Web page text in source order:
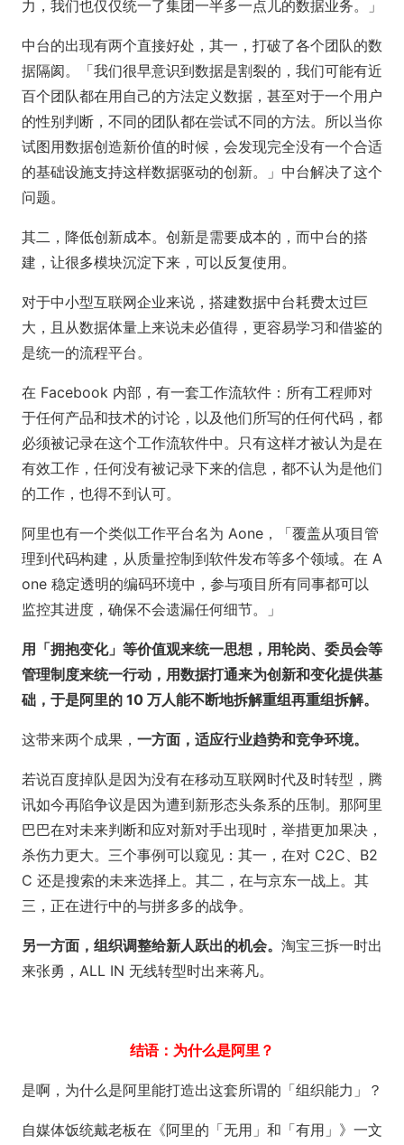
力，我们也仅仅统一了集团一半多一点儿的数据业务。」
中台的出现有两个直接好处，其一，打破了各个团队的数
据隔阂。「我们很早意识到数据是割裂的，我们可能有近
百个团队都在用自己的方法定义数据，甚至对于一个用户
的性别判断，不同的团队都在尝试不同的方法。所以当你
试图用数据创造新价值的时候，会发现完全没有一个合适
的基础设施支持这样数据驱动的创新。」中台解决了这个
问题。
其二，降低创新成本。创新是需要成本的，而中台的搭
建，让很多模块沉淀下来，可以反复使用。
对于中小型互联网企业来说，搭建数据中台耗费太过巨
大，且从数据体量上来说未必值得，更容易学习和借鉴的
是统一的流程平台。
在 Facebook 内部，有一套工作流软件：所有工程师对
于任何产品和技术的讨论，以及他们所写的任何代码，都
必须被记录在这个工作流软件中。只有这样才被认为是在
有效工作，任何没有被记录下来的信息，都不认为是他们
的工作，也得不到认可。
阿里也有一个类似工作平台名为 Aone，「覆盖从项目管
理到代码构建，从质量控制到软件发布等多个领域。在 A
one 稳定透明的编码环境中，参与项目所有同事都可以
监控其进度，确保不会遗漏任何细节。」
用「拥抱变化」等价值观来统一思想，用轮岗、委员会等
管理制度来统一行动，用数据打通来为创新和变化提供基
础，于是阿里的 10 万人能不断地拆解重组再重组拆解。
这带来两个成果， 一方面，适应行业趋势和竞争环境。
若说百度掉队是因为没有在移动互联网时代及时转型，腾
讯如今再陷争议是因为遭到新形态头条系的压制。那阿里
巴巴在对未来判断和应对新对手出现时，举措更加果决，
杀伤力更大。三个事例可以窥见：其一，在对 C2C、B2
C 还是搜索的未来选择上。其二，在与京东一战上。其
三，正在进行中的与拼多多的战争。
另一方面，组织调整给新人跃出的机会。 淘宝三拆一时出
来张勇，ALL IN 无线转型时出来蒋凡。
结语：为什么是阿里？
是啊，为什么是阿里能打造出这套所谓的「组织能力」？
自媒体饭统戴老板在《阿里的「无用」和「有用」》一文